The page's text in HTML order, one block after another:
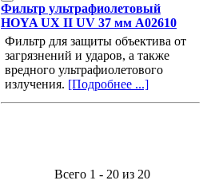
Фильтр ультрафиолетовый
HOYA UX II UV 37 мм A02610
Фильтр для защиты объектива от
загрязнений и ударов, а также
вредного ультрафиолетового
излучения. [Подробнее ...]
Всего 1 - 20 из 20